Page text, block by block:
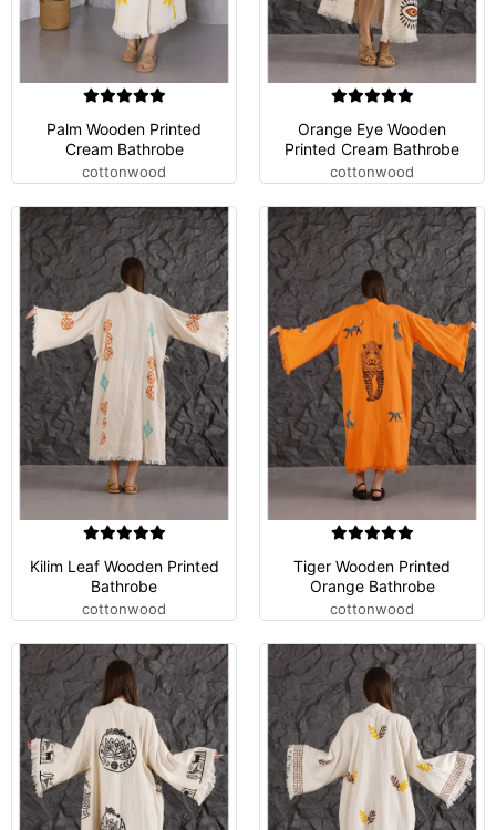
Palm Wooden Printed
Cream Bathrobe
cottonwood
Orange Eye Wooden
Printed Cream Bathrobe
cottonwood
Kilim Leaf Wooden Printed
Bathrobe
cottonwood
Tiger Wooden Printed
Orange Bathrobe
cottonwood